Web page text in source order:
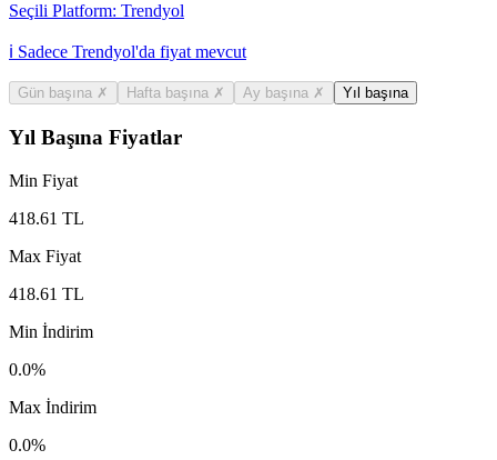
Seçili Platform: Trendyol
ℹ️ Sadece Trendyol'da fiyat mevcut
Gün başına ✗ Hafta başına ✗ Ay başına ✗ Yıl başına
Yıl Başına Fiyatlar
Min Fiyat
418.61 TL
Max Fiyat
418.61 TL
Min İndirim
0.0%
Max İndirim
0.0%